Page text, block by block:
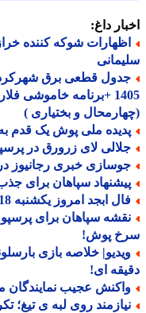
داغ:
شوکه کننده
1405 +برنامه خاموشی
و بختیاری )
ملی پوش یک قدم به
لای زرورق در
خبری رجانیوز
سپاهان برای جذب 2 بازیکن پرسپولیس
ابجد امروز یکشنبه 18 مرداد ماه 1405
سپاهان برای
پوش!
ای!
عجیب نمایندگان
روی لبه ی تیغ؛